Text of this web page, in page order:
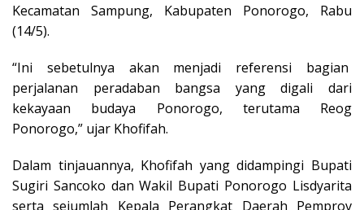
Kecamatan Sampung, Kabupaten Ponorogo, Rabu
(14/5).
“Ini sebetulnya akan menjadi referensi bagian
perjalanan peradaban bangsa yang digali dari
kekayaan budaya Ponorogo, terutama Reog
Ponorogo,” ujar Khofifah.
Dalam tinjauannya, Khofifah yang didampingi Bupati
Sugiri Sancoko dan Wakil Bupati Ponorogo Lisdyarita
serta sejumlah Kepala Perangkat Daerah Pemprov